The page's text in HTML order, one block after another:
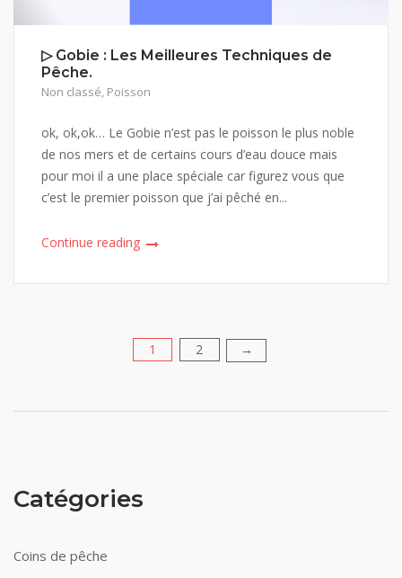
▷ Gobie : Les Meilleures Techniques de
Pêche.
Non classé, Poisson
ok, ok,ok… Le Gobie n’est pas le poisson le plus noble
de nos mers et de certains cours d’eau douce mais
pour moi il a une place spéciale car figurez vous que
c’est le premier poisson que j’ai pêché en...
Continue reading
Pagination 1 2 →
Catégories
Coins de pêche